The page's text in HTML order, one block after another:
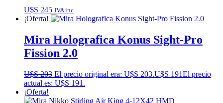
U$S 245 IVA inc
¡Oferta!
Mira Holografica Konus Sight-Pro
Fission 2.0
U$S203 El precio original era: U$S 203.U$S 191El precio
actual es: U$S 191.
¡Oferta!